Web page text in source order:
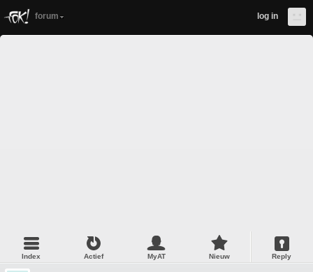
forum log in
Index Actief MyAT Nieuw Reply